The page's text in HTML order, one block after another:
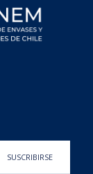
SUSCRIBIRSE